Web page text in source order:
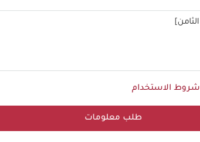
شروط الاستخدام
طلب معلومات